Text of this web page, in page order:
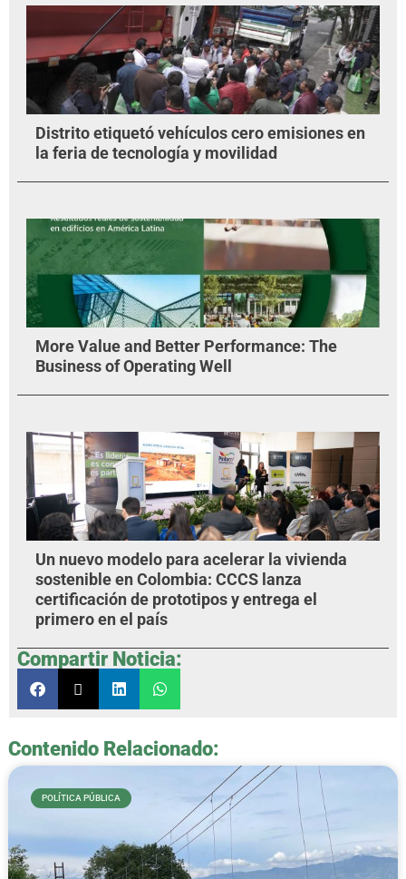
Distrito etiquetó vehículos cero emisiones en
la feria de tecnología y movilidad
More Value and Better Performance: The
Business of Operating Well
Un nuevo modelo para acelerar la vivienda
sostenible en Colombia: CCCS lanza
certificación de prototipos y entrega el
primero en el país
Compartir Noticia:
Contenido Relacionado:
POLÍTICA PÚBLICA